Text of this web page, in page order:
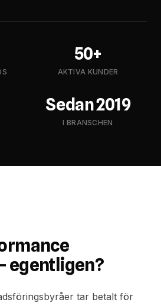
50+
AKTIVA KUNDER
Sedan 2019
I BRANSCHEN
egentligen?
tar betalt för